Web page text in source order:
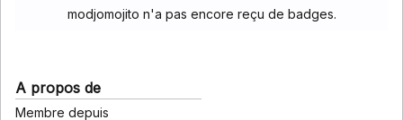
modjomojito n'a pas encore reçu de badges.
A propos de
Membre depuis